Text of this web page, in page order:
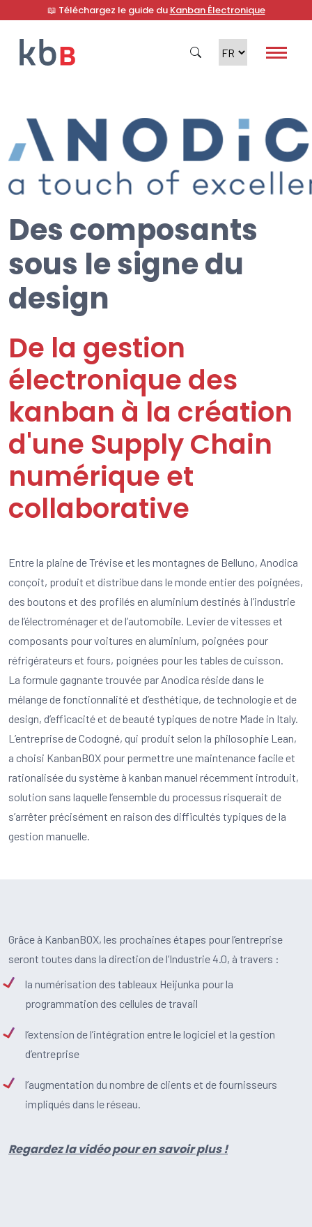
📖 Téléchargez le guide du Kanban Électronique
Recherche
Des composants
sous le signe du
design
De la gestion
électronique des
kanban à la création
d'une Supply Chain
numérique et
collaborative
Entre la plaine de Trévise et les montagnes de Belluno, Anodica
conçoit, produit et distribue dans le monde entier des poignées,
des boutons et des profilés en aluminium destinés à l’industrie
de l’électroménager et de l’automobile. Levier de vitesses et
composants pour voitures en aluminium, poignées pour
réfrigérateurs et fours, poignées pour les tables de cuisson.
La formule gagnante trouvée par Anodica réside dans le
mélange de fonctionnalité et d’esthétique, de technologie et de
design, d’efficacité et de beauté typiques de notre Made in Italy.
L’entreprise de Codogné, qui produit selon la philosophie Lean,
a choisi KanbanBOX pour permettre une maintenance facile et
rationalisée du système à kanban manuel récemment introduit,
solution sans laquelle l’ensemble du processus risquerait de
s’arrêter précisément en raison des difficultés typiques de la
gestion manuelle.
Grâce à KanbanBOX, les prochaines étapes pour l’entreprise
seront toutes dans la direction de l’Industrie 4.0, à travers :
la numérisation des tableaux Heijunka pour la
programmation des cellules de travail
l’extension de l’intégration entre le logiciel et la gestion
d’entreprise
l’augmentation du nombre de clients et de fournisseurs
impliqués dans le réseau.
Regardez la vidéo pour en savoir plus !